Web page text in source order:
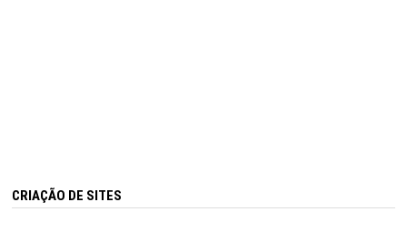
CRIAÇÃO DE SITES